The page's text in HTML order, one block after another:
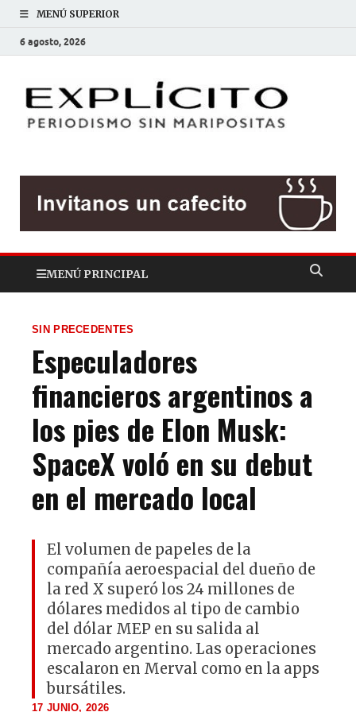
MENÚ SUPERIOR
6 agosto, 2026
MENÚ PRINCIPAL
SIN PRECEDENTES
Especuladores
financieros argentinos a
los pies de Elon Musk:
SpaceX voló en su debut
en el mercado local
El volumen de papeles de la
compañía aeroespacial del dueño de
la red X superó los 24 millones de
dólares medidos al tipo de cambio
del dólar MEP en su salida al
mercado argentino. Las operaciones
escalaron en Merval como en la apps
bursátiles.
17 JUNIO, 2026